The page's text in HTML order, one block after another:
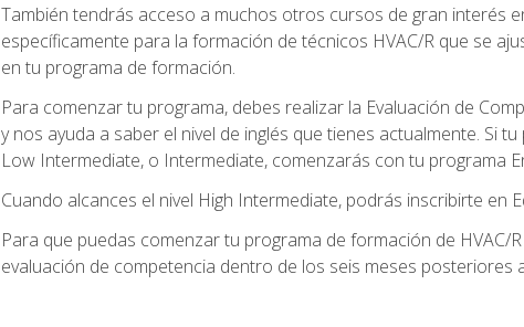
También tendrás acceso a muchos otros cursos de gran interés
específicamente para la formación de técnicos HVAC/R que se
en tu programa de formación.
Para comenzar tu programa, debes realizar la Evaluación de
y nos ayuda a saber el nivel de inglés que tienes actualmente. Si
Low Intermediate, o Intermediate, comenzarás con tu programa
Cuando alcances el nivel High Intermediate, podrás inscribirte en
Para que puedas comenzar tu programa de formación de HVAC/
evaluación de competencia dentro de los seis meses posteriores